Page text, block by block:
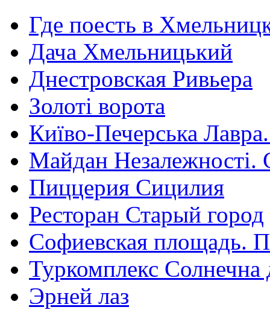
Где поесть в
Дача Хмельницький
Днестровская Ривьера
Золоті ворота
Київо-Печерська
Майдан Незалежності.
Пиццерия Сицилия
Ресторан Старый город
Софиевская площадь.
Туркомплекс Солнечна
Эрней лаз